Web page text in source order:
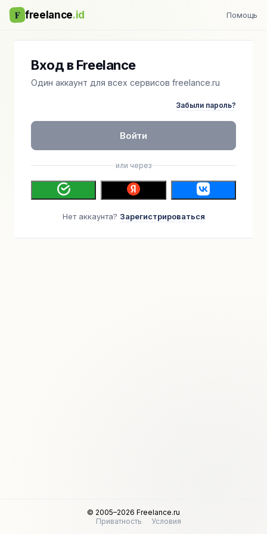
F freelance.id Помощь
Вход в Freelance
Один аккаунт для всех сервисов freelance.ru
Забыли пароль?
Войти
или через
Нет аккаунта? Зарегистрироваться
© 2005–2026 Freelance.ru
Приватность
Условия